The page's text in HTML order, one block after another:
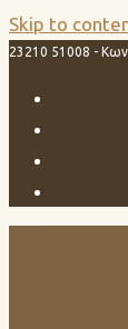
Skip to
23210 51008 -